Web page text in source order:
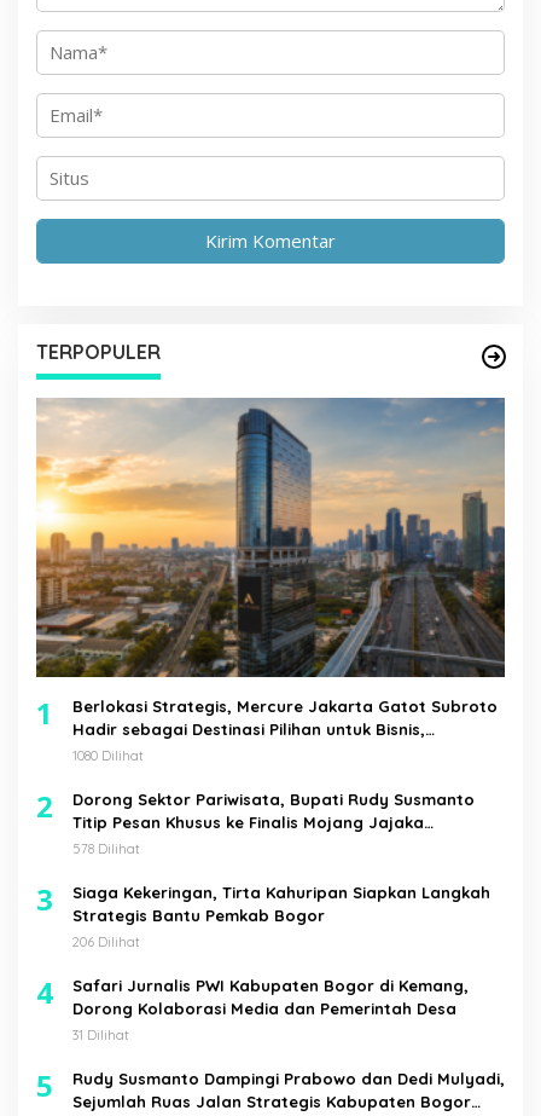
TERPOPULER
1
Berlokasi Strategis, Mercure Jakarta Gatot Subroto
Hadir sebagai Destinasi Pilihan untuk Bisnis,
Staycation, Meeting, dan Kuliner di Jakarta Selatan
1080 Dilihat
2
Dorong Sektor Pariwisata, Bupati Rudy Susmanto
Titip Pesan Khusus ke Finalis Mojang Jajaka
Kabupaten Bogor
578 Dilihat
3
Siaga Kekeringan, Tirta Kahuripan Siapkan Langkah
Strategis Bantu Pemkab Bogor
206 Dilihat
4
Safari Jurnalis PWI Kabupaten Bogor di Kemang,
Dorong Kolaborasi Media dan Pemerintah Desa
31 Dilihat
5
Rudy Susmanto Dampingi Prabowo dan Dedi Mulyadi,
Sejumlah Ruas Jalan Strategis Kabupaten Bogor